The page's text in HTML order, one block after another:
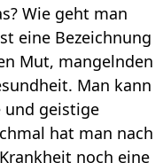
Wie geht man
eine Bezeichnung
Mut, mangelnden
Man kann
und geistige
hat man nach
noch eine